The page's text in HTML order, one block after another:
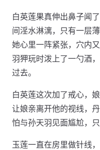
白英莲果真伸出鼻子闻
间淫水淋漓，只有一层
她心里一阵紧张，穴内
羽狎玩时泼上了一勺酒
过去。
白英莲这次加了戒心，
让娘亲离开他的视线，
怕与孙天羽见面尴尬，
玉莲一直在房里做针线